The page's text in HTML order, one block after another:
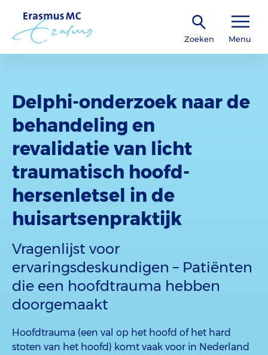
Zoeken Menu
Delphi-onderzoek naar de
behandeling en
revalidatie van licht
traumatisch hoofd-
hersenletsel in de
huisartsenpraktijk
Vragenlijst voor
ervaringsdeskundigen – Patiënten
die een hoofdtrauma hebben
doorgemaakt
Hoofdtrauma (een val op het hoofd of het hard
stoten van het hoofd) komt vaak voor in Nederland